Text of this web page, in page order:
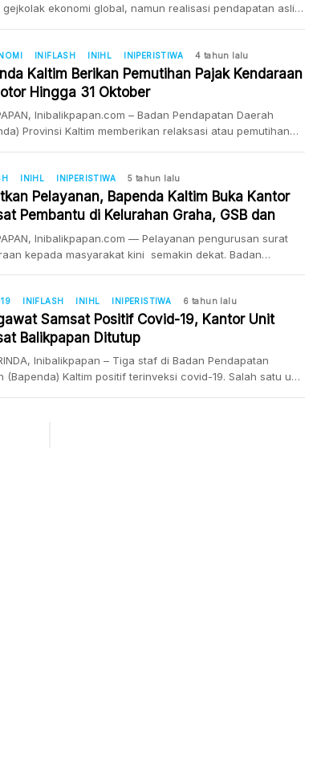
gejkolak ekonomi global, namun realisasi pendapatan asli
Kaltim menempati peringkat kedua secara nasional
realisasi pendapatan daerah tertinggi di Indonesia.
PAD Kaltim pada tahun 2021 adalah sebesar Rp5,3 triliun,
[…]
INIFLASH INIHL INIPERISTIWA 4 tahun lalu
Kaltim Berikan Pemutihan Pajak Kendaraan
Hingga 31 Oktober
Inibalikpapan.com – Badan Pendapatan Daerah
Provinsi Kaltim memberikan relaksasi atau pemutihan
ada lima poin dalam pemutihan pajak yakni yang
pembayaran dari 0 hari sampai dengan 30 hari
jatuh tempo maka dapat diskon […]
INIHL INIPERISTIWA 5 tahun lalu
Pelayanan, Bapenda Kaltim Buka Kantor
Pembantu di Kelurahan Graha, GSB dan
Inibalikpapan.com — Pelayanan pengurusan surat
kepada masyarakat kini semakin dekat. Badan
gebrakan inovasi dengan membuka kantot samsat
di sejumlah kelurahan seperti Graha Indah. Di
samsat pembantu juga sudah dapat dimanfaatkan di
INIFLASH INIHL INIPERISTIWA 6 tahun lalu
Samsat Positif Covid-19, Kantor Unit
Balikpapan Ditutup
Inibalikpapan – Tiga staf di Badan Pendapatan
(Bapenda) Kaltim positif terinveksi covid-19. Salah satu unit